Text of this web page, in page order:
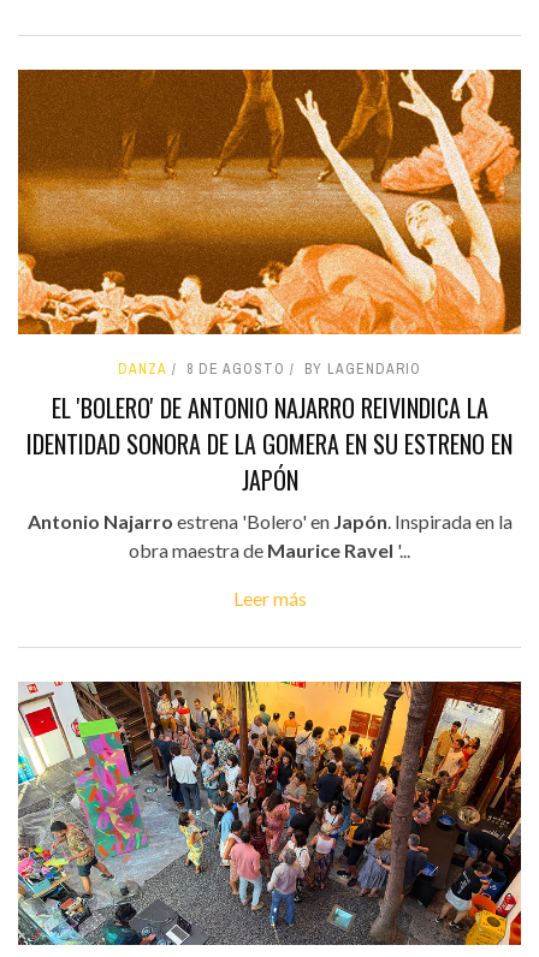
DANZA 8 DE AGOSTO BY LAGENDARIO
EL 'BOLERO' DE ANTONIO NAJARRO REIVINDICA LA
IDENTIDAD SONORA DE LA GOMERA EN SU ESTRENO EN
JAPÓN
Antonio Najarro estrena 'Bolero' en Japón . Inspirada en la
obra maestra de Maurice Ravel '...
Leer más